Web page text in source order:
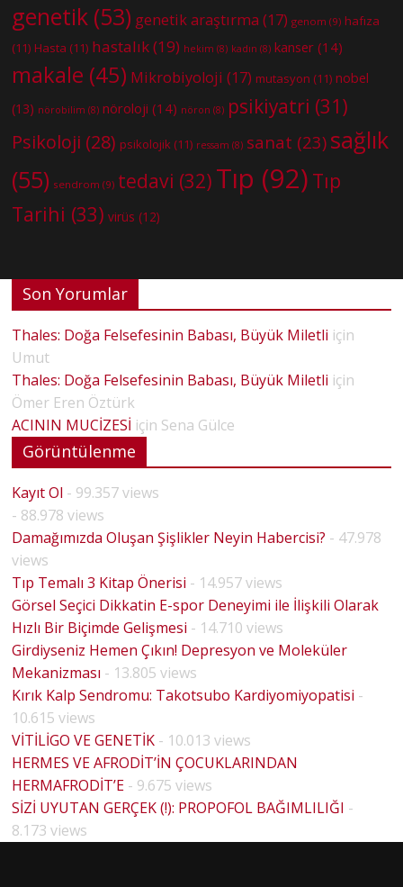
genetik (53) genetik araştırma (17) genom (9) hafıza
(11) Hasta (11) hastalık(19) hekim (8) kadın (8) kanser (14)
makale (45) Mikrobiyoloji (17) mutasyon (11) nobel
(13) nörobilim (8) nöroloji (14) nöron (8) psikiyatri (31)
Psikoloji (28) psikolojik (11) ressam (8) sanat (23) sağlık
(55) sendrom (9) tedavi (32) Tıp (92) Tıp
Tarihi (33) virüs (12)
Son Yorumlar
Thales: Doğa Felsefesinin Babası, Büyük Miletli için
Umut
Thales: Doğa Felsefesinin Babası, Büyük Miletli için
Ömer Eren Öztürk
ACININ MUCİZESİ için Sena Gülce
Görüntülenme
Kayıt Ol - 99.357 views
- 88.978 views
Damağımızda Oluşan Şişlikler Neyin Habercisi? - 47.978
views
Tıp Temalı 3 Kitap Önerisi - 14.957 views
Görsel Seçici Dikkatin E-spor Deneyimi ile İlişkili Olarak
Hızlı Bir Biçimde Gelişmesi - 14.710 views
Girdiyseniz Hemen Çıkın! Depresyon ve Moleküler
Mekanizması - 13.805 views
Kırık Kalp Sendromu: Takotsubo Kardiyomiyopatisi -
10.615 views
VİTİLİGO VE GENETİK - 10.013 views
HERMES VE AFRODİT’İN ÇOCUKLARINDAN
HERMAFRODİT’E - 9.675 views
SİZİ UYUTAN GERÇEK (!): PROPOFOL BAĞIMLILIĞI -
8.173 views
BİYOLO